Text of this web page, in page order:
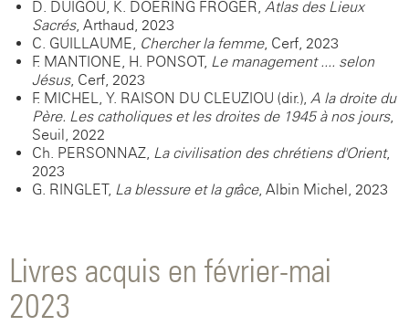
D. DUIGOU, K. DOERING-FROGER, Atlas des Lieux
Sacrés, Arthaud, 2023
C. GUILLAUME, Chercher la femme, Cerf, 2023
F. MANTIONE, H. PONSOT, Le management .... selon
Jésus, Cerf, 2023
F. MICHEL, Y. RAISON DU CLEUZIOU (dir.), A la droite du
Père. Les catholiques et les droites de 1945 à nos jours,
Seuil, 2022
Ch. PERSONNAZ, La civilisation des chrétiens d'Orient,
2023
G. RINGLET, La blessure et la grâce, Albin Michel, 2023
Livres acquis en février-mai
2023